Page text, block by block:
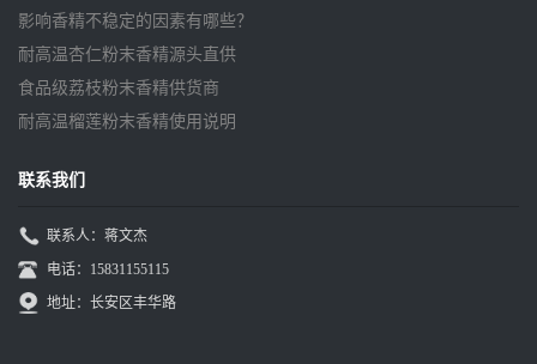
影响香精不稳定的因素有哪些？
耐高温杏仁粉末香精源头直供
食品级荔枝粉末香精供货商
耐高温榴莲粉末香精使用说明
联系我们
联系人：蒋文杰
电话：15831155115
地址：长安区丰华路